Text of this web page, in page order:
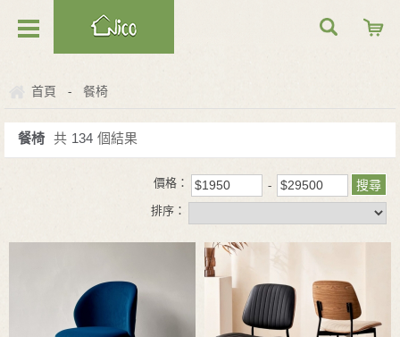
首頁 - 餐椅
餐椅 共 134 個結果
價格：
排序：